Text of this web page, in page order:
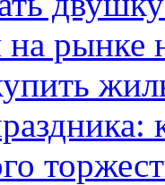
на рынке